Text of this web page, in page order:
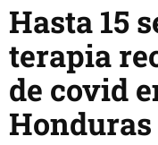
Hasta 15
terapia
de covid
Honduras